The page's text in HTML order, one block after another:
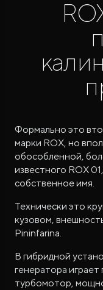
Совершенно новый
от 9 300 000 ₽*
Формально это
марки ROX, но
обособленной,
известного ROX
собственное имя.
Технически это
кузовом,
Pininfarina.
В гибридной
генератора
турбомотор,